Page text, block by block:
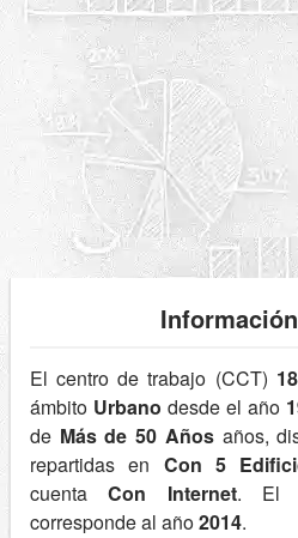
El centro de trabajo (CCT)
ámbito Urbano desde el año
de Más de 50 Añosaños,
repartidas en Con 5
cuentaCon Internet. El
corresponde al año2014.